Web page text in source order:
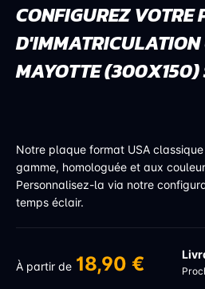
CONFIGUREZ VOTRE
MAYOTTE (300X150)
Notre plaque format USA
gamme, homologuée et aux
Personnalisez-la via notre
temps éclair.
À partir de 18,90 €